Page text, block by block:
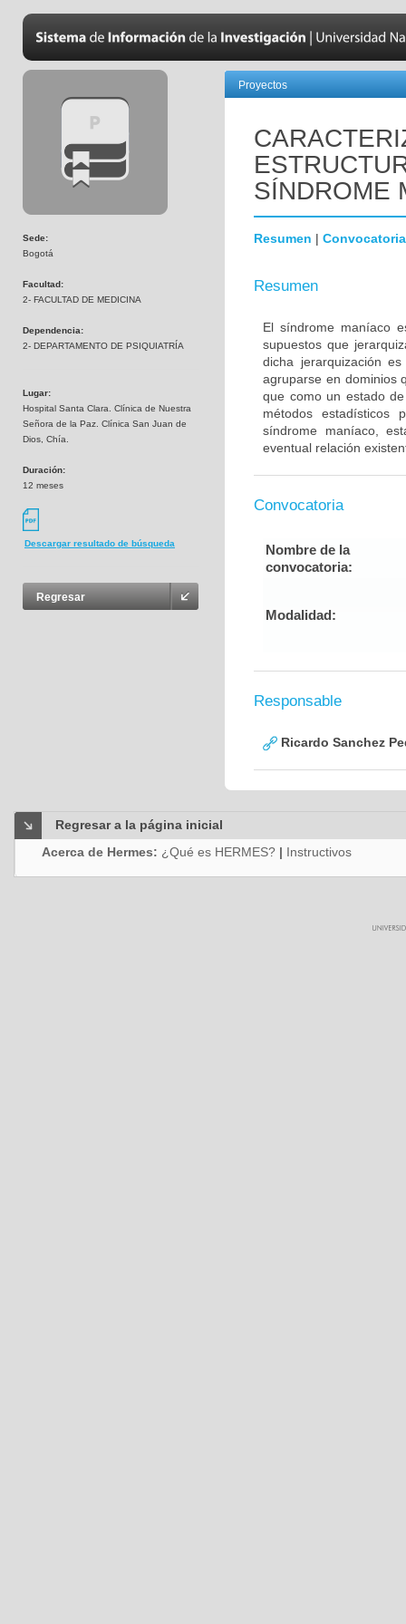
Sede:
Bogotá
Facultad:
2- FACULTAD DE MEDICINA
Dependencia:
2- DEPARTAMENTO DE PSIQUIATRÍA
Lugar:
Hospital Santa Clara. Clínica de Nuestra
Señora de la Paz. Clínica San Juan de
Dios, Chía.
Duración:
12 meses
Descargar resultado de búsqueda
Regresar
Proyectos
SÍNDROME
Resumen | Convocatoria
Resumen
El síndrome maníaco
supuestos que
dicha jerarquización
agruparse en dominios
que como un estado
métodos estadísticos
síndrome maníaco,
eventual relación
Convocatoria
Nombre de la
convocatoria:
Modalidad:
Responsable
Ricardo Sanchez
Regresar a la página inicial
Acerca de Hermes: ¿Qué es HERMES? | Instructivos